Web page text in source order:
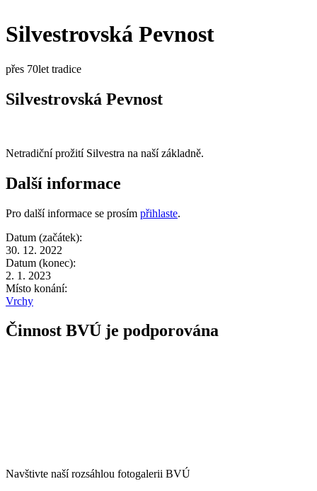
Silvestrovská Pevnost
přes 70let tradice
Silvestrovská Pevnost
Netradiční prožití Silvestra na naší základně.
Další informace
Pro další informace se prosím přihlaste.
Datum (začátek):
30. 12. 2022
Datum (konec):
2. 1. 2023
Místo konání:
Vrchy
Činnost BVÚ je podporována
Navštivte naší rozsáhlou fotogalerii BVÚ